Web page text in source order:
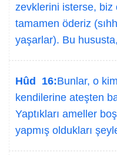
zevklerini isterse, biz
tamamen öderiz
yaşarlar). Bu
Hûd 16:Bunlar, o
kendilerine ateşten
Yaptıkları ameller
yapmış oldukları